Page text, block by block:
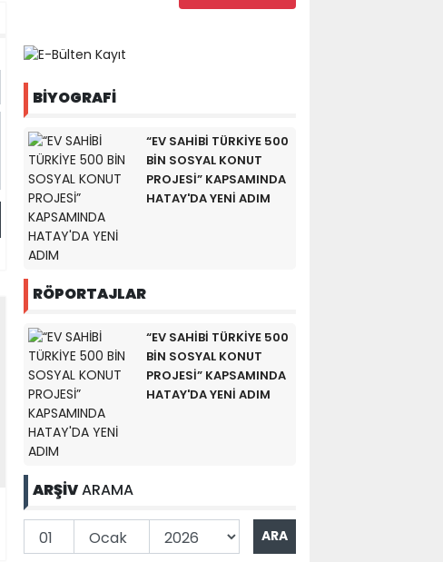
BİYOGRAFİ
“EV SAHİBİ TÜRKİYE 500
BİN SOSYAL KONUT
PROJESİ” KAPSAMINDA
HATAY'DA YENİ ADIM
RÖPORTAJLAR
“EV SAHİBİ TÜRKİYE 500
BİN SOSYAL KONUT
PROJESİ” KAPSAMINDA
HATAY'DA YENİ ADIM
ARŞİVARAMA